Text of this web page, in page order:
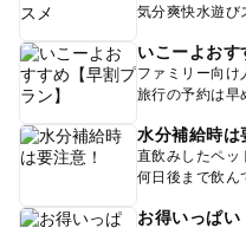
気分爽快水遊び
いこーよおす
ファミリー向け
旅行の予約は早
水分補給時は
直飲みしたペッ
何日後まで飲ん
お得いっぱ